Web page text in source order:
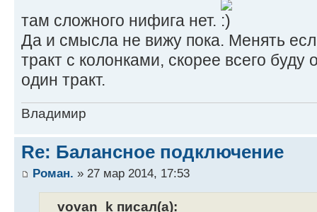
там сложного нифига нет.
Да и смысла не вижу пока. Менять
тракт с колонками, скорее всего буду
один тракт.
Владимир
Re: Балансное подключение
Роман. » 27 мар 2014, 17:53
vovan_k писал(а):